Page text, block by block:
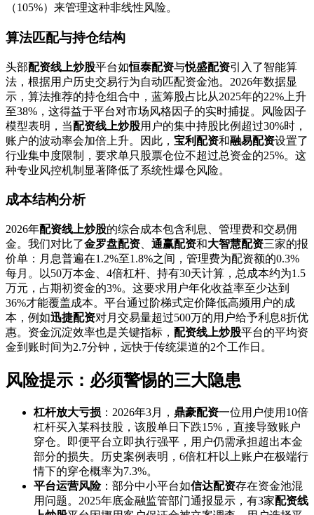
（105%）来管理这种非线性风险。
算法匹配与持仓结构
头部配资线上炒股平台如恒泰配资与悦盛配资引入了智能算
法，根据用户历史交易行为自动匹配资金池。2026年数据显
示，算法推荐的持仓组合中，蓝筹股占比从2025年的22%上升
至38%，这得益于平台对市场风格因子的实时捕捉。风险因子
模型表明，当配资线上炒股用户的集中持股比例超过30%时，
账户的波动率会加倍上升。因此， 宝利配资和融易配资设置了
行业集中度限制，要求单只股票仓位不超过总资金的25%。这
种专业风控机制显著降低了系统性爆仓风险。
成本结构分析
2026年配资线上炒股的综合成本包含利息、管理费和交易佣
金。我们对比了金罗盘配资 通赢配资和大智慧配资三家的报
价单：月息普遍在1.2%至1.8%之间，管理费为配资额的0.3%
每月。以50万本金、4倍杠杆、持有30天计算，总成本约为1.5
万元，占期初资金的3%。这要求用户年化收益率至少达到
36%才能覆盖成本。平台通过阶梯式定价降低高频用户的成
本，例如迅捷配资对月交易量超过500万的用户给予利息8折优
惠。资金沉淀效率也是关键指标， 配资线上炒股平台的平均资
金到账时间为2.7分钟，远快于传统渠道的2个工作日。
风险提示：必须警惕的三大隐患
杠杆放大亏损 ：2026年3月， 鼎豪配资一位用户使用10倍
杠杆买入某科技股，该股单日下跌15%，直接导致账户
穿仓。即便平台立即执行强平，用户仍需承担超出本金
部分的损失。历史案例表明，6倍杠杆以上账户在极端行
情下的穿仓概率为7.3%。
平台运营风险：部分中小平台如信达配资存在资金池混
用问题。2025年底金融监管部门通报显示，有3家配资线